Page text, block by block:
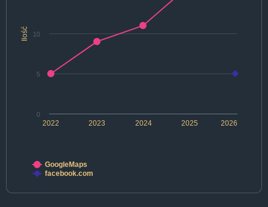
Ilość
2022 2024 2026
2023 2025
10
0
5
GoogleMaps
facebook.com